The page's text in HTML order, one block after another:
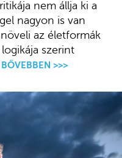
nem állja ki a
nagyon is van
az életformák
szerint
BŐVEBBEN >>>